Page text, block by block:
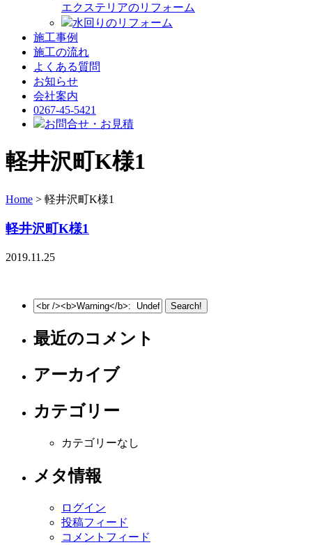
エクステリアのリフォーム
水回りのリフォーム
施工事例
施工の流れ
よくある質問
お知らせ
会社案内
0267-45-5421
お問合せ・お見積
軽井沢町K様1
Home > 軽井沢町K様1
軽井沢町K様1
2019.11.25
最近のコメント
アーカイブ
カテゴリー
カテゴリーなし
メタ情報
ログイン
投稿フィード
コメントフィード